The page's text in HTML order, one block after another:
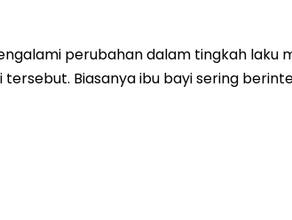
perubahan dalam tingkah laku
Biasanya ibu bayi sering